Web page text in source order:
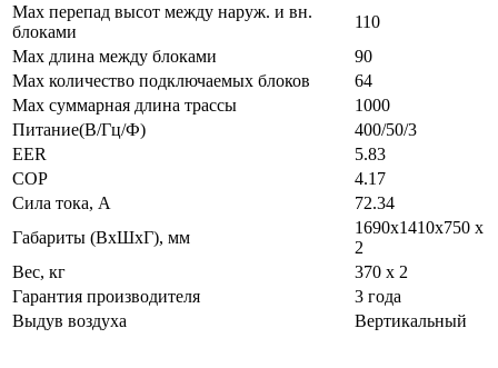
Max перепад высот между наруж. и вн.
блоками
110
Max длина между блоками
90
Max количество подключаемых блоков
64
Max суммарная длина трассы
1000
Питание(В/Гц/Ф)
400/50/3
EER
5.83
COP
4.17
Сила тока, А
72.34
Габариты (ВxШxГ), мм
1690x1410x750 х
2
Вес, кг
370 х 2
Гарантия производителя
3 года
Выдув воздуха
Вертикальный